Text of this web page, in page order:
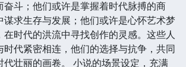
奋斗；他们或许是掌握着时代脉搏的商
谋求生存与发展；他们或许是心怀艺术梦
在时代的洪流中寻找创作的灵感。这些人
时代紧密相连，他们的选择与抗争，共同
代壮丽的画卷。 小说的场景设定，充满